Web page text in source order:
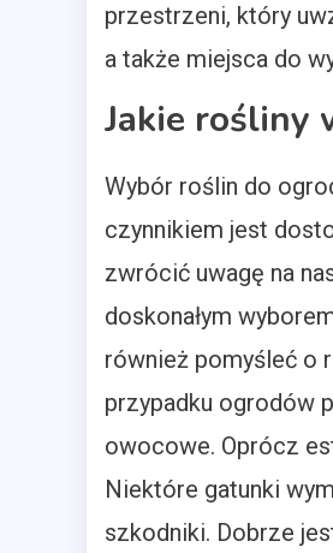
przestrzeni, który
a także miejsca do
Jakie rośliny
Wybór roślin do
czynnikiem jest
zwrócić uwagę na
doskonałym
również pomyśleć o
przypadku ogrodów
owocowe. Oprócz
Niektóre gatunki
szkodniki. Dobrze